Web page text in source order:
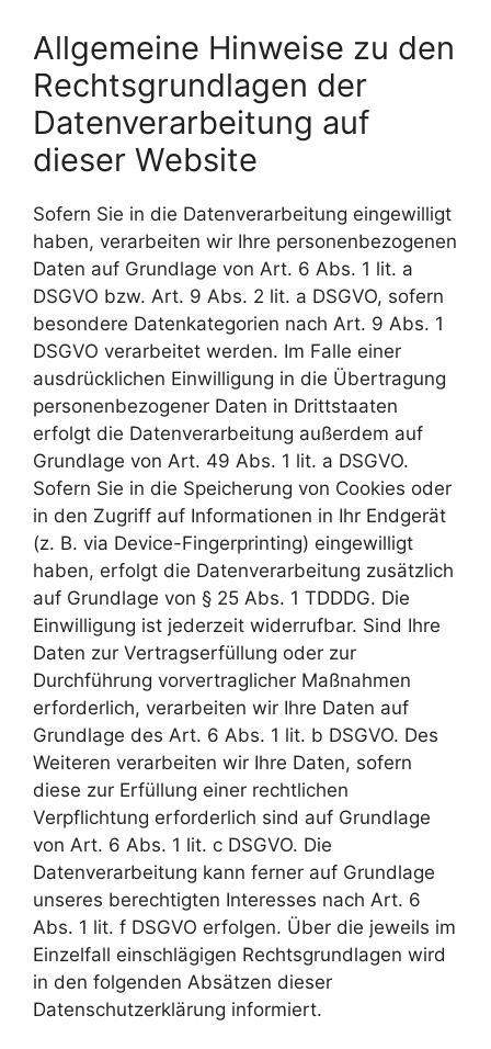
Allgemeine Hinweise zu den
Rechtsgrundlagen der
Datenverarbeitung auf
dieser Website
Sofern Sie in die Datenverarbeitung eingewilligt
haben, verarbeiten wir Ihre personenbezogenen
Daten auf Grundlage von Art. 6 Abs. 1 lit. a
DSGVO bzw. Art. 9 Abs. 2 lit. a DSGVO, sofern
besondere Datenkategorien nach Art. 9 Abs. 1
DSGVO verarbeitet werden. Im Falle einer
ausdrücklichen Einwilligung in die Übertragung
personenbezogener Daten in Drittstaaten
erfolgt die Datenverarbeitung außerdem auf
Grundlage von Art. 49 Abs. 1 lit. a DSGVO.
Sofern Sie in die Speicherung von Cookies oder
in den Zugriff auf Informationen in Ihr Endgerät
(z. B. via Device-Fingerprinting) eingewilligt
haben, erfolgt die Datenverarbeitung zusätzlich
auf Grundlage von § 25 Abs. 1 TDDDG. Die
Einwilligung ist jederzeit widerrufbar. Sind Ihre
Daten zur Vertragserfüllung oder zur
Durchführung vorvertraglicher Maßnahmen
erforderlich, verarbeiten wir Ihre Daten auf
Grundlage des Art. 6 Abs. 1 lit. b DSGVO. Des
Weiteren verarbeiten wir Ihre Daten, sofern
diese zur Erfüllung einer rechtlichen
Verpflichtung erforderlich sind auf Grundlage
von Art. 6 Abs. 1 lit. c DSGVO. Die
Datenverarbeitung kann ferner auf Grundlage
unseres berechtigten Interesses nach Art. 6
Abs. 1 lit. f DSGVO erfolgen. Über die jeweils im
Einzelfall einschlägigen Rechtsgrundlagen wird
in den folgenden Absätzen dieser
Datenschutzerklärung informiert.